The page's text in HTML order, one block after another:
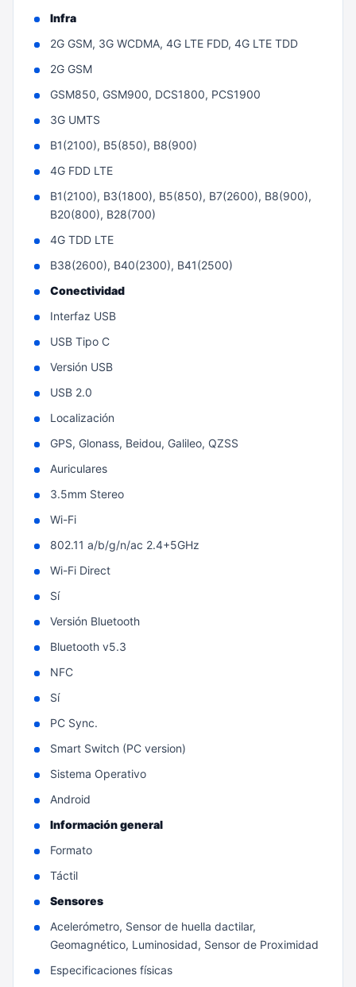
Infra
2G GSM, 3G WCDMA, 4G LTE FDD, 4G LTE TDD
2G GSM
GSM850, GSM900, DCS1800, PCS1900
3G UMTS
B1(2100), B5(850), B8(900)
4G FDD LTE
B1(2100), B3(1800), B5(850), B7(2600), B8(900),
B20(800), B28(700)
4G TDD LTE
B38(2600), B40(2300), B41(2500)
Conectividad
Interfaz USB
USB Tipo C
Versión USB
USB 2.0
Localización
GPS, Glonass, Beidou, Galileo, QZSS
Auriculares
3.5mm Stereo
Wi-Fi
802.11 a/b/g/n/ac 2.4+5GHz
Wi-Fi Direct
Sí
Versión Bluetooth
Bluetooth v5.3
NFC
Sí
PC Sync.
Smart Switch (PC version)
Sistema Operativo
Android
Información general
Formato
Táctil
Sensores
Acelerómetro, Sensor de huella dactilar,
Geomagnético, Luminosidad, Sensor de Proximidad
Especificaciones físicas